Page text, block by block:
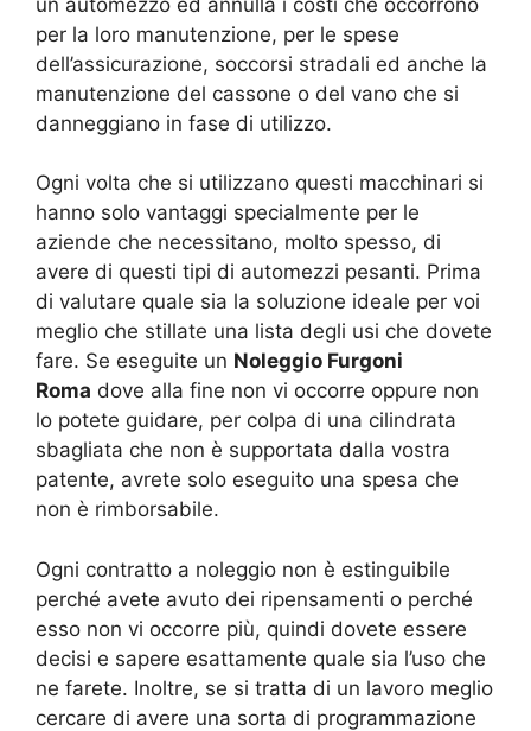
per la loro manutenzione, per le spese
dell’assicurazione, soccorsi stradali ed anche la
manutenzione del cassone o del vano che si
danneggiano in fase di utilizzo.
Ogni volta che si utilizzano questi macchinari si
hanno solo vantaggi specialmente per le
aziende che necessitano, molto spesso, di
avere di questi tipi di automezzi pesanti. Prima
di valutare quale sia la soluzione ideale per voi
meglio che stillate una lista degli usi che dovete
fare. Se eseguite un Noleggio Furgoni
Roma dove alla fine non vi occorre oppure non
lo potete guidare, per colpa di una cilindrata
sbagliata che non è supportata dalla vostra
patente, avrete solo eseguito una spesa che
non è rimborsabile.
Ogni contratto a noleggio non è estinguibile
perché avete avuto dei ripensamenti o perché
esso non vi occorre più, quindi dovete essere
decisi e sapere esattamente quale sia l’uso che
ne farete. Inoltre, se si tratta di un lavoro meglio
cercare di avere una sorta di programmazione